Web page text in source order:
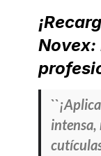
Novex: